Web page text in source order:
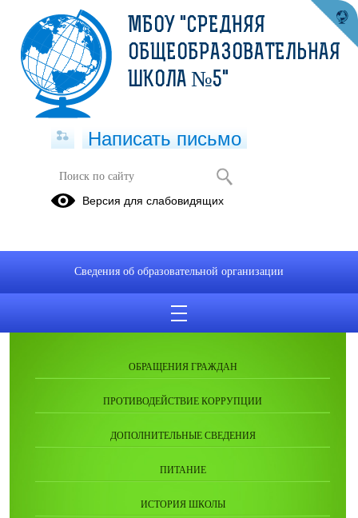
Антикоррупционная экспертиза
ОБРАЩЕНИЯ ГРАЖДАН
ПРОТИВОДЕЙСТВИЕ КОРРУПЦИИ
ДОПОЛНИТЕЛЬНЫЕ СВЕДЕНИЯ
ПИТАНИЕ
ИСТОРИЯ ШКОЛЫ
МБОУ "СРЕДНЯЯ
ОБЩЕОБРАЗОВАТЕЛЬНАЯ
ШКОЛА №5"
Написать письмо
Версия для слабовидящих
Сведения об образовательной организации